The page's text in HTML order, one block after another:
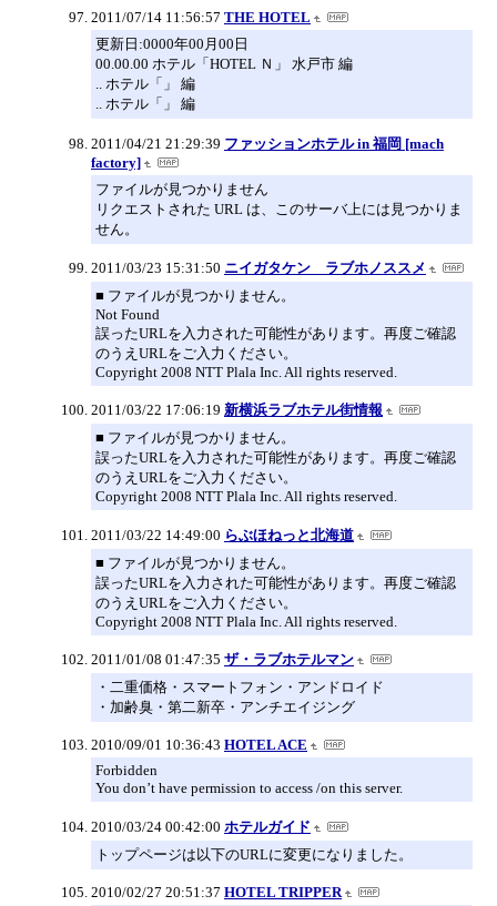
2011/07/14 11:56:57 THE HOTEL
更新日:0000年00月00日
00.00.00 ホテル「HOTEL Ｎ」 水戸市 編
.. ホテル「」 編
.. ホテル「」 編
2011/04/21 21:29:39 ファッションホテル in 福岡 [mach
factory]
ファイルが見つかりません
リクエストされた URL は、このサーバ上には見つかりま
せん。
2011/03/23 15:31:50 ニイガタケン ラブホノススメ
■ ファイルが見つかりません。
Not Found
誤ったURLを入力された可能性があります。再度ご確認
のうえURLをご入力ください。
Copyright 2008 NTT Plala Inc. All rights reserved.
2011/03/22 17:06:19 新横浜ラブホテル街情報
■ ファイルが見つかりません。
誤ったURLを入力された可能性があります。再度ご確認
のうえURLをご入力ください。
Copyright 2008 NTT Plala Inc. All rights reserved.
2011/03/22 14:49:00 らぶほねっと北海道
■ ファイルが見つかりません。
誤ったURLを入力された可能性があります。再度ご確認
のうえURLをご入力ください。
Copyright 2008 NTT Plala Inc. All rights reserved.
2011/01/08 01:47:35 ザ・ラブホテルマン
・二重価格・スマートフォン・アンドロイド
・加齢臭・第二新卒・アンチエイジング
2010/09/01 10:36:43 HOTEL ACE
Forbidden
You don’t have permission to access /on this server.
2010/03/24 00:42:00 ホテルガイド
トップページは以下のURLに変更になりました。
2010/02/27 20:51:37 HOTEL TRIPPER